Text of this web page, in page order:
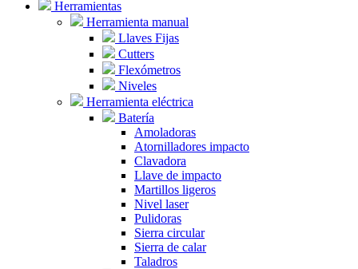
Herramientas
Herramienta manual
Llaves Fijas
Cutters
Flexómetros
Niveles
Herramienta eléctrica
Batería
Amoladoras
Atornilladores impacto
Clavadora
Llave de impacto
Martillos ligeros
Nivel laser
Pulidoras
Sierra circular
Sierra de calar
Taladros